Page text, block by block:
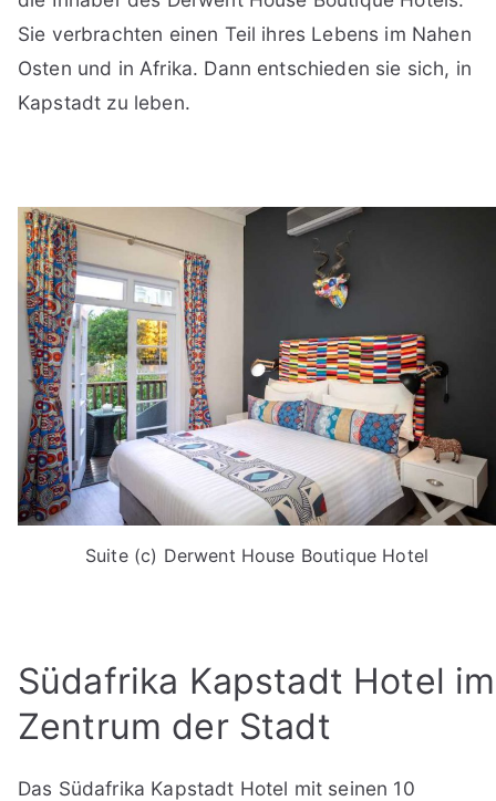
Sie verbrachten einen Teil ihres Lebens im Nahen
Osten und in Afrika. Dann entschieden sie sich, in
Kapstadt zu leben.
Suite (c) Derwent House Boutique Hotel
Südafrika Kapstadt Hotel im
Zentrum der Stadt
Das Südafrika Kapstadt Hotel mit seinen 10